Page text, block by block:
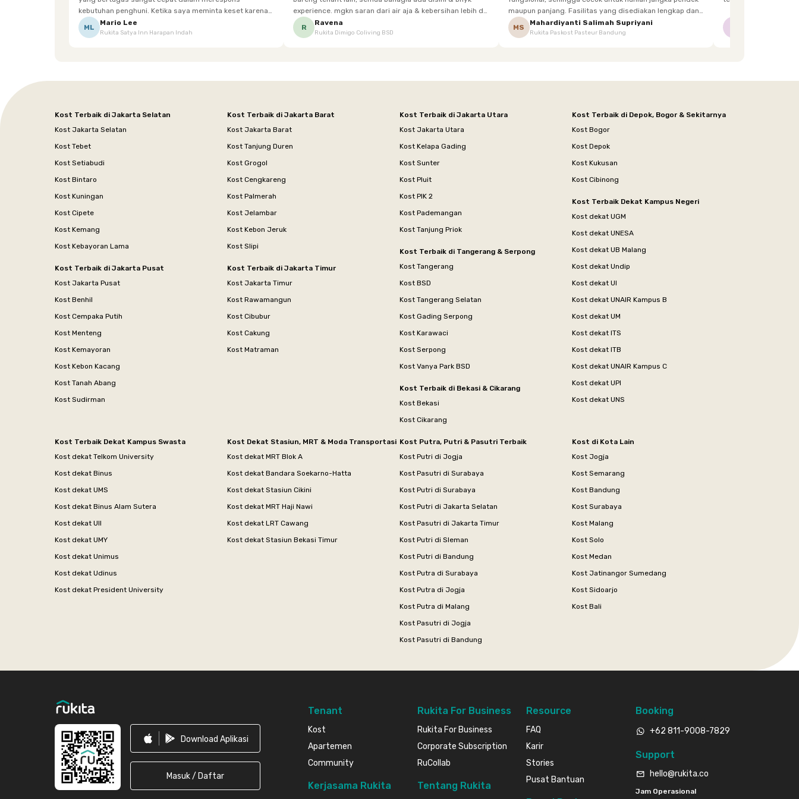
kebutuhan penghuni. Ketika saya meminta keset karena
sempat terpeleset, permintaan tersebut langsung
dipenuhi dengan cepat. Terima kasih Mbak Siska.
ML
Mario Lee
Rukita Satya Inn Harapan Indah
experience. mgkn saran dari air aja & kebersihan lebih di
tingkatkan lagi. but, I love Rukita
R
Ravena
Rukita Dimigo Coliving BSD
maupun panjang. Fasilitas yang disediakan lengkap dan
sesuai dengan kebutuhan penghuni, mulai dari furnitur,
area bersama, hingga akses yang mudah.
MS
Mahardiyanti Salimah Supriyani
Rukita Paskost Pasteur Bandung
Kost Terbaik di Jakarta Selatan
Kost Jakarta Selatan
Kost Tebet
Kost Setiabudi
Kost Bintaro
Kost Kuningan
Kost Cipete
Kost Kemang
Kost Kebayoran Lama
Kost Terbaik di Jakarta Pusat
Kost Jakarta Pusat
Kost Benhil
Kost Cempaka Putih
Kost Menteng
Kost Kemayoran
Kost Kebon Kacang
Kost Tanah Abang
Kost Sudirman
Kost Terbaik di Jakarta Barat
Kost Jakarta Barat
Kost Tanjung Duren
Kost Grogol
Kost Cengkareng
Kost Palmerah
Kost Jelambar
Kost Kebon Jeruk
Kost Slipi
Kost Terbaik di Jakarta Timur
Kost Jakarta Timur
Kost Rawamangun
Kost Cibubur
Kost Cakung
Kost Matraman
Kost Terbaik di Jakarta Utara
Kost Jakarta Utara
Kost Kelapa Gading
Kost Sunter
Kost Pluit
Kost PIK 2
Kost Pademangan
Kost Tanjung Priok
Kost Terbaik di Tangerang & Serpong
Kost Tangerang
Kost BSD
Kost Tangerang Selatan
Kost Gading Serpong
Kost Karawaci
Kost Serpong
Kost Vanya Park BSD
Kost Terbaik di Bekasi & Cikarang
Kost Bekasi
Kost Cikarang
Kost Terbaik di Depok, Bogor & Sekitarnya
Kost Bogor
Kost Depok
Kost Kukusan
Kost Cibinong
Kost Terbaik Dekat Kampus Negeri
Kost dekat UGM
Kost dekat UNESA
Kost dekat UB Malang
Kost dekat Undip
Kost dekat UI
Kost dekat UNAIR Kampus B
Kost dekat UM
Kost dekat ITS
Kost dekat ITB
Kost dekat UNAIR Kampus C
Kost dekat UPI
Kost dekat UNS
Kost Terbaik Dekat Kampus Swasta
Kost dekat Telkom University
Kost dekat Binus
Kost dekat UMS
Kost dekat Binus Alam Sutera
Kost dekat UII
Kost dekat UMY
Kost dekat Unimus
Kost dekat Udinus
Kost dekat President University
Kost Dekat Stasiun, MRT & Moda Transportasi
Kost dekat MRT Blok A
Kost dekat Bandara Soekarno-Hatta
Kost dekat Stasiun Cikini
Kost dekat MRT Haji Nawi
Kost dekat LRT Cawang
Kost dekat Stasiun Bekasi Timur
Kost Putra, Putri & Pasutri Terbaik
Kost Putri di Jogja
Kost Pasutri di Surabaya
Kost Putri di Surabaya
Kost Putri di Jakarta Selatan
Kost Pasutri di Jakarta Timur
Kost Putri di Sleman
Kost Putri di Bandung
Kost Putra di Surabaya
Kost Putra di Jogja
Kost Putra di Malang
Kost Pasutri di Jogja
Kost Pasutri di Bandung
Kost di Kota Lain
Kost Jogja
Kost Semarang
Kost Bandung
Kost Surabaya
Kost Malang
Kost Solo
Kost Medan
Kost Jatinangor Sumedang
Kost Sidoarjo
Kost Bali
Download Aplikasi
Masuk / Daftar
Tenant
Kost
Apartemen
Community
Kerjasama Rukita
Rukita For Business
Rukita For Business
Corporate Subscription
RuCollab
Tentang Rukita
Resource
FAQ
Karir
Stories
Pusat Bantuan
Booking
+62 811-9008-7829
Support
hello@rukita.co
Jam Operasional